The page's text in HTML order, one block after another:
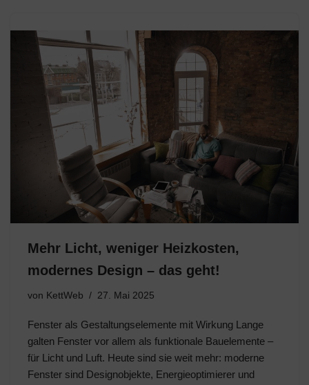
Mehr Licht, weniger Heizkosten,
modernes Design – das geht!
von KettWeb 27. Mai 2025
Fenster als Gestaltungselemente mit Wirkung Lange
galten Fenster vor allem als funktionale Bauelemente –
für Licht und Luft. Heute sind sie weit mehr: moderne
Fenster sind Designobjekte, Energieoptimierer und